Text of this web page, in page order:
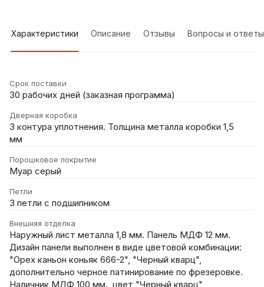
Характеристики Описание Отзывы Вопросы и ответы
Срок поставки
30 рабочих дней (заказная программа)
Дверная коробка
3 контура уплотнения. Толщина металла коробки 1,5
мм
Порошковое покрытие
Муар серый
Петли
3 петли с подшипником
Внешняя отделка
Наружный лист металла 1,8 мм. Панель МДФ 12 мм.
Дизайн панели выполнен в виде цветовой комбинации:
"Орех каньон коньяк 666-2", "Черный кварц",
дополнительно черное патинирование по фрезеровке.